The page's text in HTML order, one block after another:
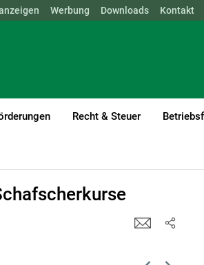
TIROL VBG WIEN
Werbung Downloads Kontakt
Recht & Steuer